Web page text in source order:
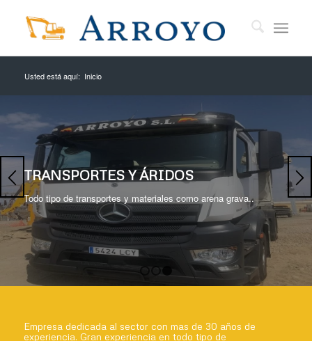
Usted está aquí: Inicio
TRANSPORTES Y ÁRIDOS
Todo tipo de transportes y materiales como arena grava..
Empresa dedicada al sector con mas de 30 años de
experiencia. Gran experiencia en todo tipo de